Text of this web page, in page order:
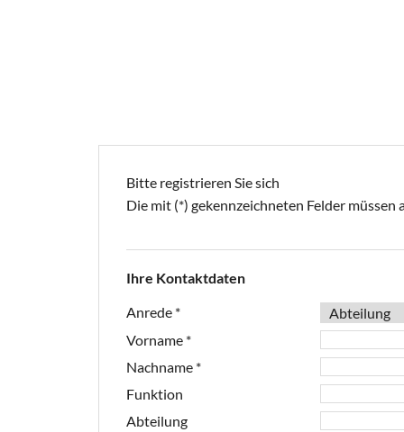
Bitte registrieren Sie sich
Die mit (*) gekennzeichneten Felder müssen
Ihre Kontaktdaten
Anrede *
Vorname *
Nachname *
Funktion
Abteilung